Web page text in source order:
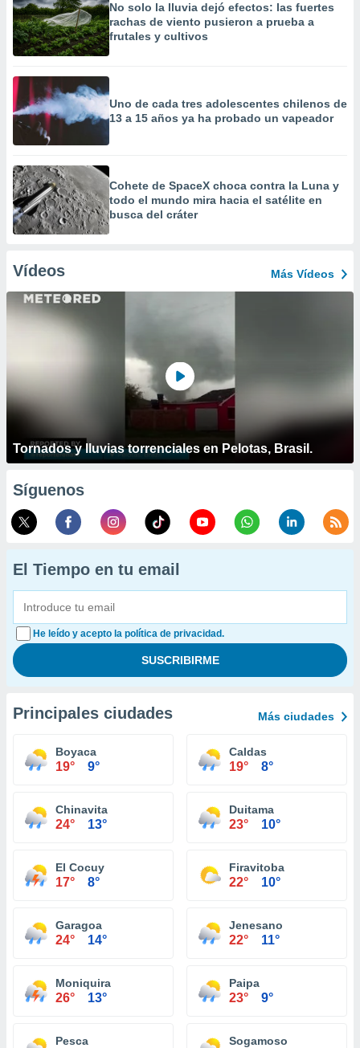
No solo la lluvia dejó efectos: las fuertes
rachas de viento pusieron a prueba a
frutales y cultivos
Uno de cada tres adolescentes chilenos de
13 a 15 años ya ha probado un vapeador
Cohete de SpaceX choca contra la Luna y
todo el mundo mira hacia el satélite en
busca del cráter
Vídeos Más Vídeos
Tornados y lluvias torrenciales en Pelotas, Brasil.
Síguenos
El Tiempo en tu email
He leído y acepto la política de privacidad.
Principales ciudades Más ciudades
Boyaca
19° 9°
Caldas
19° 8°
Chinavita
24° 13°
Duitama
23° 10°
El Cocuy
17° 8°
Firavitoba
22° 10°
Garagoa
24° 14°
Jenesano
22° 11°
Moniquira
26° 13°
Paipa
23° 9°
Pesca Sogamoso